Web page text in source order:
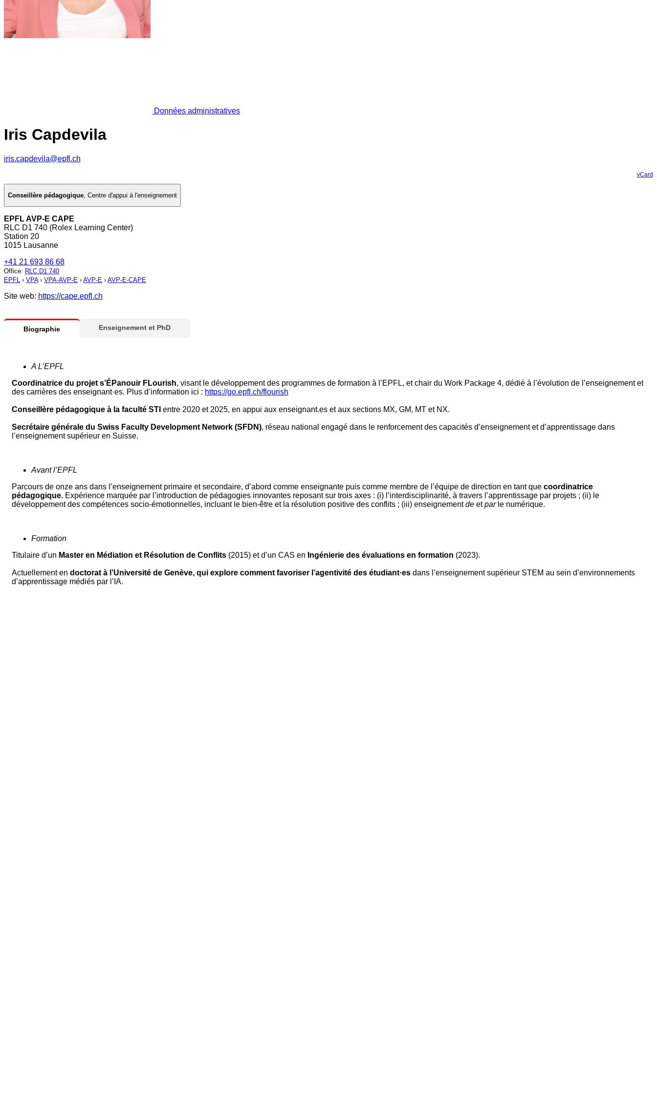
Données administratives
Iris Capdevila
iris.capdevila@epfl.ch
vCard
Conseillère pédagogique, Centre d'appui à l'enseignement
EPFL AVP-E CAPE
RLC D1 740 (Rolex Learning Center)
Station 20
1015 Lausanne
+41 21 693 86 68
Office: RLC D1 740
EPFL › VPA› VPA-AVP-E › AVP-E › AVP-E-CAPE
Site web: https://cape.epfl.ch
Biographie Enseignement et PhD
A L’EPFL
Coordinatrice du projet s’ÉPanouir FLourish, visant le développement des programmes de formation à l’EPFL, et chair du Work Package 4, dédié à l’évolution de l’enseignement et
des carrières des enseignant·es. Plus d’information ici : https://go.epfl.ch/flourish
Conseillère pédagogique à la faculté STI entre 2020 et 2025, en appui aux enseignant.es et aux sections MX, GM, MT et NX.
Secrétaire générale du Swiss Faculty Development Network (SFDN), réseau national engagé dans le renforcement des capacités d’enseignement et d’apprentissage dans
l’enseignement supérieur en Suisse.
Avant l’EPFL
Parcours de onze ans dans l’enseignement primaire et secondaire, d’abord comme enseignante puis comme membre de l’équipe de direction en tant que coordinatrice
pédagogique. Expérience marquée par l’introduction de pédagogies innovantes reposant sur trois axes : (i) l’interdisciplinarité, à travers l’apprentissage par projets ; (ii) le
développement des compétences socio-émotionnelles, incluant le bien-être et la résolution positive des conflits ; (iii) enseignementde etpar le numérique.
Formation
Titulaire d’un Master en Médiation et Résolution de Conflits (2015) et d’un CAS en Ingénierie des évaluations en formation (2023).
Actuellement en doctorat à l’Université de Genève, qui explore comment favoriser l’agentivité des étudiant·es dans l’enseignement supérieur STEM au sein d’environnements
d’apprentissage médiés par l’IA.